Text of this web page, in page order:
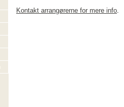
Kontakt arrangørerne for mere info.